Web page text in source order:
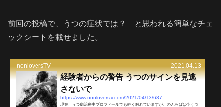
前回の投稿で、うつの症状では？ と思われる簡単なチェ
ックシートを載せました。
nonloversTV 2021.04.13
経験者からの警告 うつのサインを見逃
さないで
https://www.nonloverstv.com/2021/04/13/637
現在、うつ病治療中プロフィールでも軽く触れていますが、のんらばは今うつ